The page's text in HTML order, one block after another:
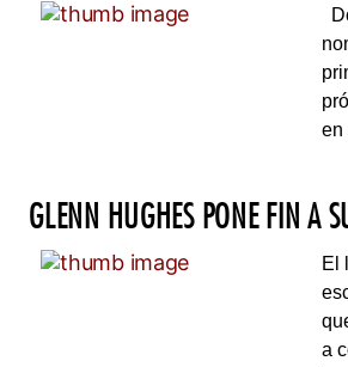
en
GLENN HUGHES PONE FIN A
El
a